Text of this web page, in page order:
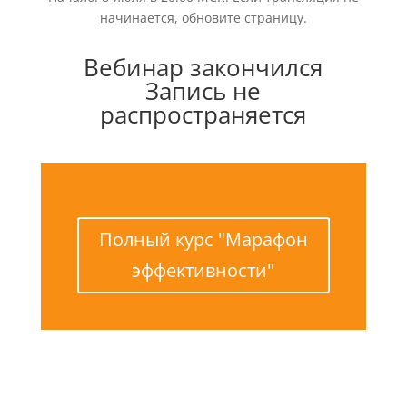
начинается, обновите страницу.
Вебинар закончился
Запись не
распространяется
Полный курс "Марафон
эффективности"